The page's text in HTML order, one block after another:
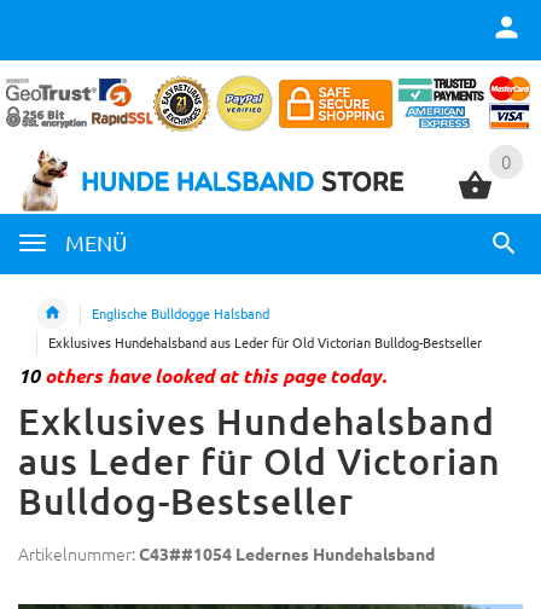
0
MENÜ
0
Englische Bulldogge Halsband
Exklusives Hundehalsband aus Leder für Old Victorian Bulldog-Bestseller
10others have looked at this page today.
Exklusives Hundehalsband
aus Leder für Old Victorian
Bulldog-Bestseller
Artikelnummer:C43##1054 Ledernes Hundehalsband